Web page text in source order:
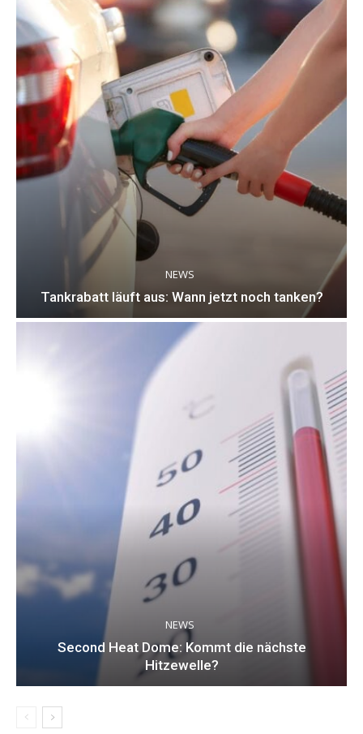
NEWS
Tankrabatt läuft aus: Wann jetzt noch tanken?
NEWS
Second Heat Dome: Kommt die nächste
Hitzewelle?